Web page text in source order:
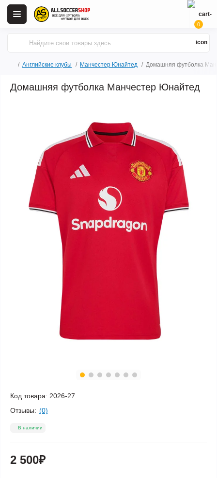
0
Английские клубы Манчестер Юнайтед Домашняя футболка
Домашняя футболка Манчестер Юнайтед
Код товара: 2026-27
Отзывы: (0)
В наличии
2 500₽